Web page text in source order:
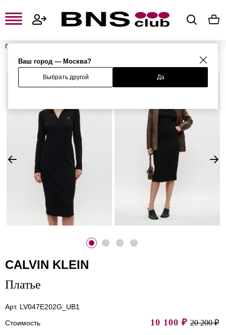
Ваш город — Москва?
Выбрать другой Да
Главная
Женская одежда
%
CALVIN KLEIN
Платье
Арт. LV047E202G_UB1
Стоимость
10 100 ₽ 20 200 ₽